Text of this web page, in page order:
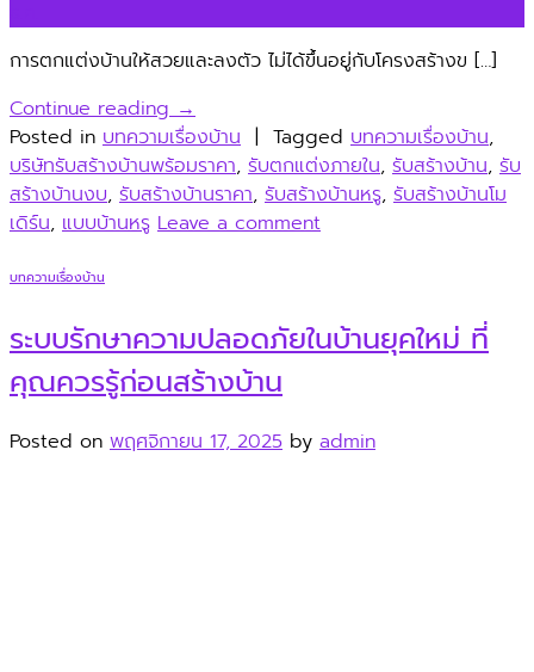
การตกแต่งบ้านให้สวยและลงตัว ไม่ได้ขึ้นอยู่กับโครงสร้างข […]
Continue reading→
Posted in บทความเรื่องบ้าน | Tagged บทความเรื่องบ้าน,
บริษัทรับสร้างบ้านพร้อมราคา, รับตกแต่งภายใน, รับสร้างบ้าน, รับ
สร้างบ้านงบ, รับสร้างบ้านราคา, รับสร้างบ้านหรู, รับสร้างบ้านโม
เดิร์น, แบบบ้านหรู Leave a comment
บทความเรื่องบ้าน
ระบบรักษาความปลอดภัยในบ้านยุคใหม่ ที่
คุณควรรู้ก่อนสร้างบ้าน
Posted on พฤศจิกายน 17, 2025 by admin